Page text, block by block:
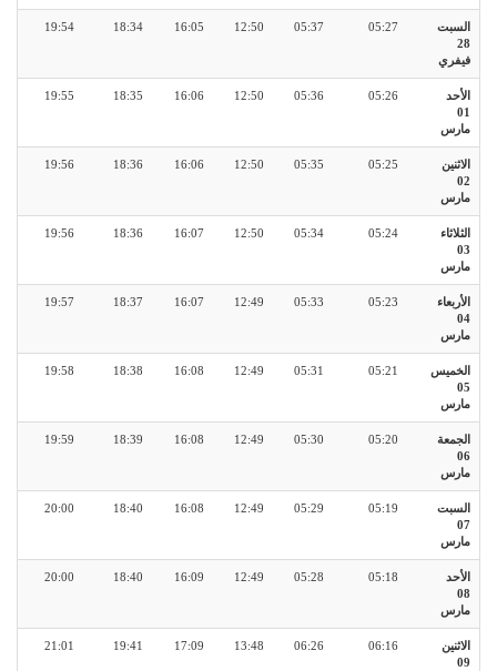
السبت
28
فيفري
05:27
05:37
12:50
16:05
18:34
19:54
الأحد
01
مارس
05:26
05:36
12:50
16:06
18:35
19:55
الاثنين
02
مارس
05:25
05:35
12:50
16:06
18:36
19:56
الثلاثاء
03
مارس
05:24
05:34
12:50
16:07
18:36
19:56
الأربعاء
04
مارس
05:23
05:33
12:49
16:07
18:37
19:57
الخميس
05
مارس
05:21
05:31
12:49
16:08
18:38
19:58
الجمعة
06
مارس
05:20
05:30
12:49
16:08
18:39
19:59
السبت
07
مارس
05:19
05:29
12:49
16:08
18:40
20:00
الأحد
08
مارس
05:18
05:28
12:49
16:09
18:40
20:00
الاثنين
09
06:16
06:26
13:48
17:09
19:41
21:01